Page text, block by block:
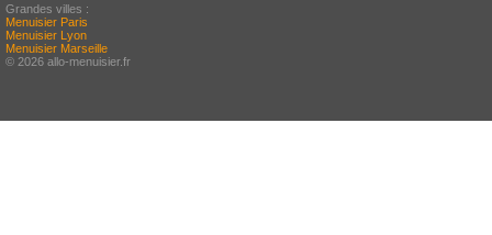
Grandes villes :
Menuisier Paris
Menuisier Lyon
Menuisier Marseille
© 2026 allo-menuisier.fr